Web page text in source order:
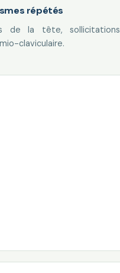
répétés
de la tête, sollicitations
claviculaire.